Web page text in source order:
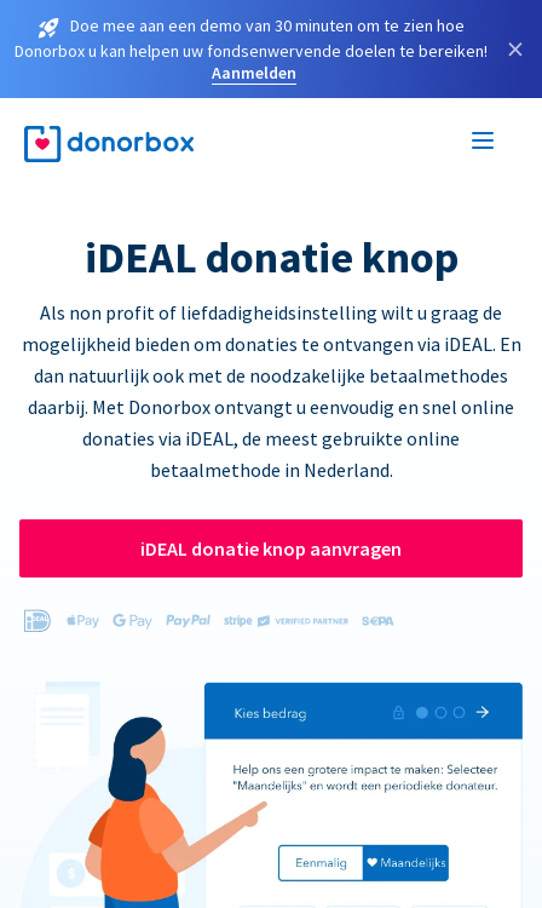
Doe mee aan een demo van 30 minuten om te zien hoe
Donorbox u kan helpen uw fondsenwervende doelen te bereiken!
Aanmelden
×
iDEAL donatie knop
Als non profit of liefdadigheidsinstelling wilt u graag de
mogelijkheid bieden om donaties te ontvangen via iDEAL. En
dan natuurlijk ook met de noodzakelijke betaalmethodes
daarbij. Met Donorbox ontvangt u eenvoudig en snel online
donaties via iDEAL, de meest gebruikte online
betaalmethode in Nederland.
iDEAL donatie knop aanvragen